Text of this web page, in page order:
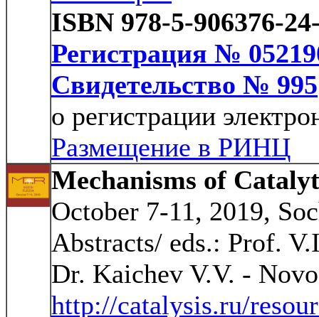
ISBN 978-5-906376-
Регистрация №
Свидетельство № 995
о регистрации
Размещение в РИНЦ
Mechanisms of
October 7-11, 2019,
Abstracts/ eds.: Prof.
Dr. Kaichev V.V. -
http://catalysis.ru/